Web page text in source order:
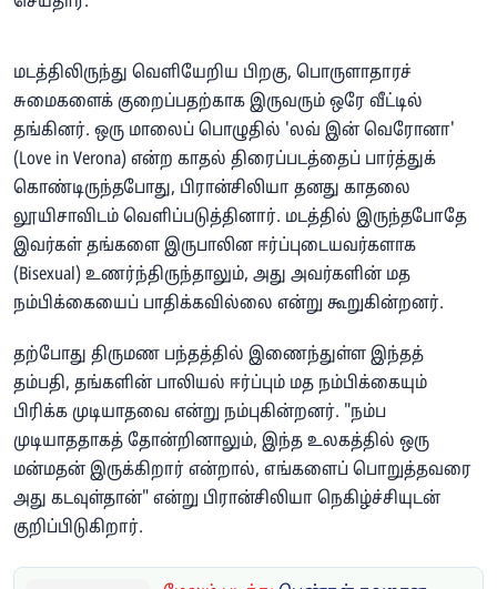
மடத்திலிருந்து வெளியேறிய பிறகு, பொருளாதாரச்
சுமைகளைக் குறைப்பதற்காக இருவரும் ஒரே வீட்டில்
தங்கினர். ஒரு மாலைப் பொழுதில் 'லவ் இன் வெரோனா'
(Love in Verona) என்ற காதல் திரைப்படத்தைப் பார்த்துக்
கொண்டிருந்தபோது, பிரான்சிலியா தனது காதலை
லூயிசாவிடம் வெளிப்படுத்தினார். மடத்தில் இருந்தபோதே
இவர்கள் தங்களை இருபாலின ஈர்ப்புடையவர்களாக
(Bisexual) உணர்ந்திருந்தாலும், அது அவர்களின் மத
நம்பிக்கையைப் பாதிக்கவில்லை என்று கூறுகின்றனர்.
தற்போது திருமண பந்தத்தில் இணைந்துள்ள இந்தத்
தம்பதி, தங்களின் பாலியல் ஈர்ப்பும் மத நம்பிக்கையும்
பிரிக்க முடியாதவை என்று நம்புகின்றனர். "நம்ப
முடியாததாகத் தோன்றினாலும், இந்த உலகத்தில் ஒரு
மன்மதன் இருக்கிறார் என்றால், எங்களைப் பொறுத்தவரை
அது கடவுள்தான்" என்று பிரான்சிலியா நெகிழ்ச்சியுடன்
குறிப்பிடுகிறார்.